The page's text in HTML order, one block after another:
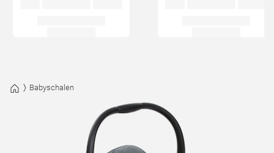
Babyschalen